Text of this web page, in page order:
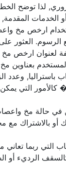
لذا توضح
ارخص مخ
العثور
لعنوان ارخص
بعناوين
وعدد
التي يمكن
حالة مخ
بالاشتراك مع
التي ربما
الرديء أو